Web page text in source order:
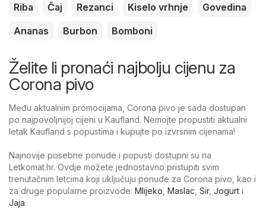
Riba
Čaj Rezanci Kiselo vrhnje
Govedina
Ananas
Burbon Bomboni
Želite li pronaći najbolju cijenu za
Corona pivo
Među aktualnim promocijama, Corona pivo je sada dostupan
po najpovoljnijoj cijeni u Kaufland. Nemojte propustiti aktualni
letak Kaufland s popustima i kupujte po izvrsnim cijenama!
Najnovije posebne ponude i popusti dostupni su na
Letkomat.hr. Ovdje možete jednostavno pristupiti svim
trenutačnim letcima koji uključuju ponude za Corona pivo, kao i
za druge popularne proizvode: Mlijeko Maslac Sir, Jogurt i
Jaja.